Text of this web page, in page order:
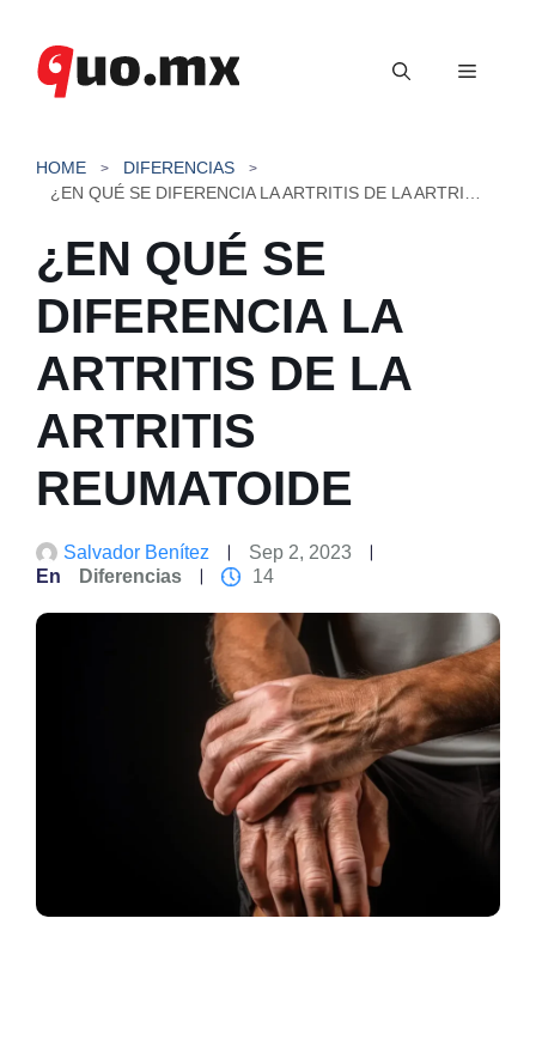
contenido
Menú
HOME
DIFERENCIAS
¿EN QUÉ SE
DIFERENCIA LA
ARTRITIS DE LA
ARTRITIS
REUMATOIDE
Salvador Benítez
Sep 2, 2023
En
Diferencias 14